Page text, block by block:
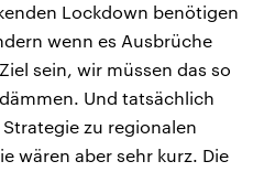
Lockdown benötigen
wenn es Ausbrüche
sein, wir müssen das so
Und tatsächlich
zu regionalen
wären aber sehr kurz. Die